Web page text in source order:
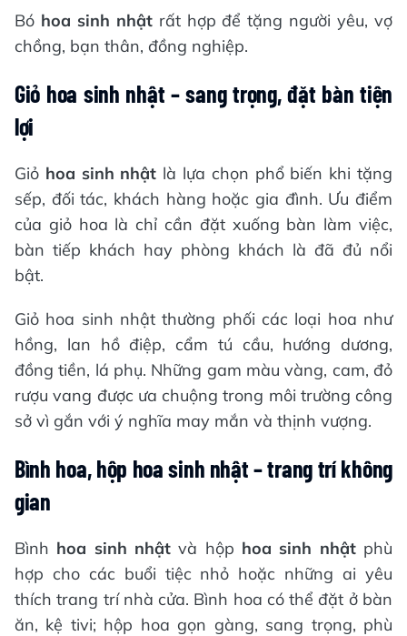
Bó hoa sinh nhậtrất hợp để tặng người yêu, vợ
chồng, bạn thân, đồng nghiệp.
Giỏ hoa sinh nhật – sang trọng, đặt bàn tiện
lợi
Giỏ hoa sinh nhật là lựa chọn phổ biến khi tặng
sếp, đối tác, khách hàng hoặc gia đình. Ưu điểm
của giỏ hoa là chỉ cần đặt xuống bàn làm việc,
bàn tiếp khách hay phòng khách là đã đủ nổi
bật.
Giỏ hoa sinh nhật thường phối các loại hoa như
hồng, lan hồ điệp, cẩm tú cầu, hướng dương,
đồng tiền, lá phụ. Những gam màu vàng, cam, đỏ
rượu vang được ưa chuộng trong môi trường công
sở vì gắn với ý nghĩa may mắn và thịnh vượng.
Bình hoa, hộp hoa sinh nhật – trang trí không
gian
Bình hoa sinh nhật và hộp hoa sinh nhậtphù
hợp cho các buổi tiệc nhỏ hoặc những ai yêu
thích trang trí nhà cửa. Bình hoa có thể đặt ở bàn
ăn, kệ tivi; hộp hoa gọn gàng, sang trọng, phù